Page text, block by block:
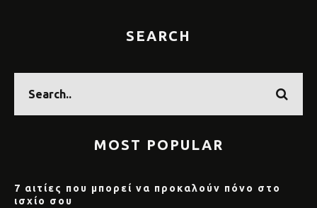
SEARCH
MOST POPULAR
7 αιτίες που μπορεί να προκαλούν πόνο στο
ισχίο σου